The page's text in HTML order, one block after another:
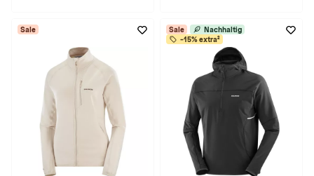
Sale Sale
Nachhaltig
-15% extra²